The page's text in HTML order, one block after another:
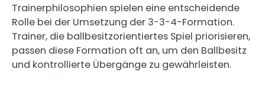
Trainerphilosophien spielen eine entscheidende
Rolle bei der Umsetzung der 3-3-4-Formation.
Trainer, die ballbesitzorientiertes Spiel priorisieren,
passen diese Formation oft an, um den Ballbesitz
und kontrollierte Übergänge zu gewährleisten.